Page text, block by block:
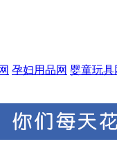
孕妇用品网 婴童玩具